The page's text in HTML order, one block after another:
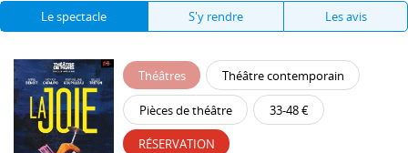
Le spectacle S'y rendre Les avis
Théâtres Théâtre contemporain
Pièces de théâtre 33-48 €
RÉSERVATION